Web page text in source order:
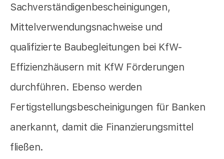
Sachverständigenbescheinigungen,
Mittelverwendungsnachweise und
qualifizierte Baubegleitungen bei KfW-
Effizienzhäusern mit KfW Förderungen
durchführen. Ebenso werden
Fertigstellungsbescheinigungen für Banken
anerkannt, damit die Finanzierungsmittel
fließen.